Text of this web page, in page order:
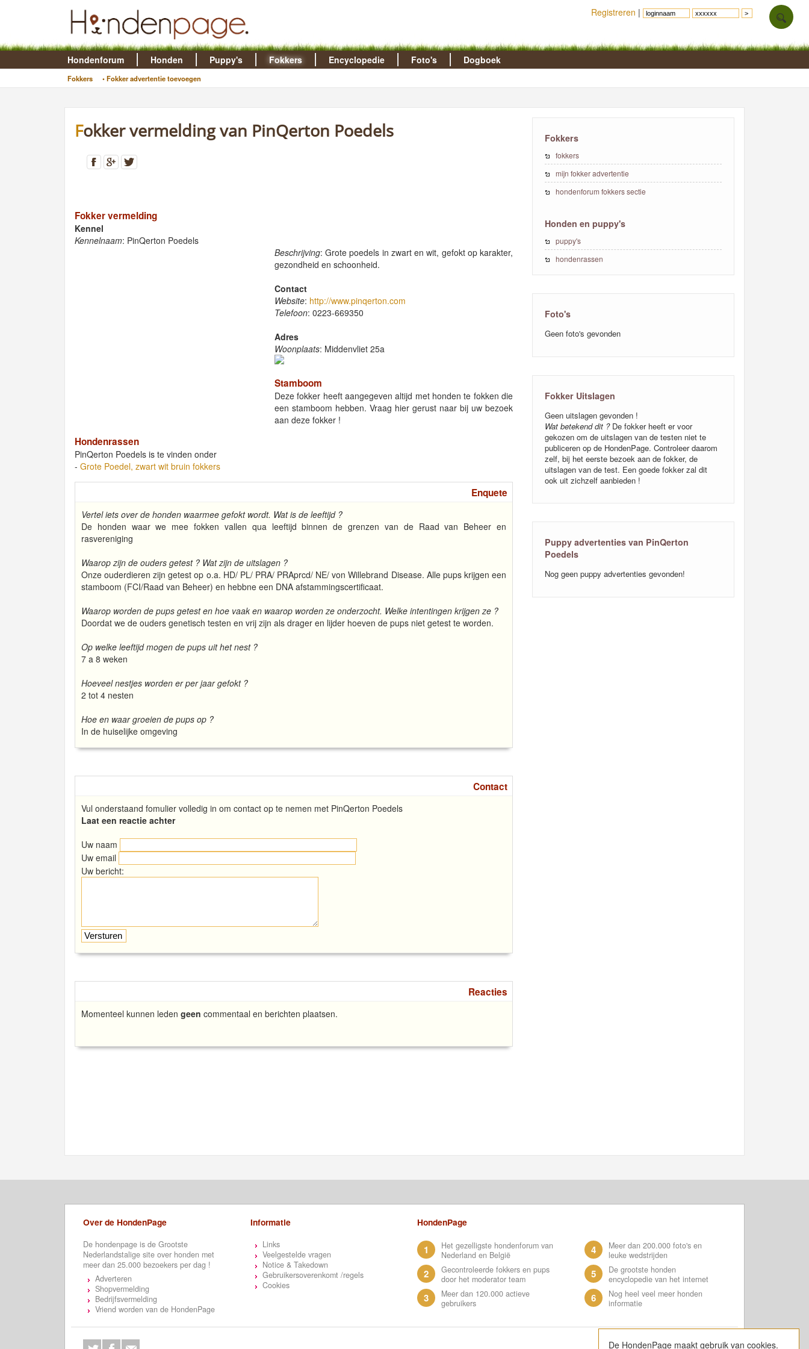
Hondenforum Honden Puppy's Fokkers
Fokkers • Fokker advertentie toevoegen
Encyclopedie Foto's Dogboek
Fokker vermelding van PinQerton Poedels
Fokker vermelding
Kennel
Kennelnaam: PinQerton Poedels
Beschrijving:Grote poedels in zwart en wit, gefokt op karakter,
gezondheid en schoonheid.
Contact
Website: http://www.pinqerton.com
Telefoon: 0223-669350
Adres
Woonplaats: Middenvliet 25a
Stamboom
Deze fokker heeft aangegeven altijd met honden te fokken die
een stamboom hebben. Vraag hier gerust naar bij uw bezoek
aan deze fokker !
Hondenrassen
PinQerton Poedels is te vinden onder
- Grote Poedel, zwart wit bruin fokkers
Enquete
Vertel iets over de honden waarmee gefokt wordt. Wat is de leeftijd ?
De honden waar we mee fokken vallen qua leeftijd binnen de grenzen van de Raad van Beheer en
rasvereniging
Waarop zijn de ouders getest ? Wat zijn de uitslagen ?
Onze ouderdieren zijn getest op o.a. HD/ PL/ PRA/ PRAprcd/ NE/ von Willebrand Disease. Alle pups krijgen een
stamboom (FCI/Raad van Beheer) en hebbne een DNA afstammingscertificaat.
Waarop worden de pups getest en hoe vaak en waarop worden ze onderzocht. Welke intentingen krijgen ze ?
Doordat we de ouders genetisch testen en vrij zijn als drager en lijder hoeven de pups niet getest te worden.
Op welke leeftijd mogen de pups uit het nest ?
7 a 8 weken
Hoeveel nestjes worden er per jaar gefokt ?
2 tot 4 nesten
Hoe en waar groeien de pups op ?
In de huiselijke omgeving
Contact
Vul onderstaand fomulier volledig in om contact op te nemen met PinQerton Poedels
Laat een reactie achter
Uw naam
Uw email
Uw bericht:
Reacties
Momenteel kunnen leden geen commentaal en berichten plaatsen.
Fokkers
fokkers
mijn fokker advertentie
hondenforum fokkers sectie
Honden en puppy's
puppy's
hondenrassen
Foto's
Geen foto's gevonden
Fokker Uitslagen
Geen uitslagen gevonden !
Wat betekend dit ?De fokker heeft er voor
gekozen om de uitslagen van de testen niet te
publiceren op de HondenPage. Controleer daarom
zelf, bij het eerste bezoek aan de fokker, de
uitslagen van de test. Een goede fokker zal dit
ook uit zichzelf aanbieden !
Puppy advertenties van PinQerton
Poedels
Nog geen puppy advertenties gevonden!
Registreren |
Over de HondenPage
De hondenpage is de Grootste
Nederlandstalige site over honden met
meer dan 25.000 bezoekers per dag !
Adverteren
Shopvermelding
Bedrijfsvermelding
Vriend worden van de HondenPage
Informatie
Links
Veelgestelde vragen
Notice & Takedown
Gebruikersoverenkomt /regels
Cookies
HondenPage
1
Het gezelligste hondenforum van
Nederland en België
2
Gecontroleerde fokkers en pups
door het moderator team
3
Meer dan 120.000 actieve
gebruikers
4
Meer dan 200.000 foto's en
leuke wedstrijden
5
De grootste honden
encyclopedie van het internet
6
Nog heel veel meer honden
informatie
De HondenPage maakt gebruik van cookies.